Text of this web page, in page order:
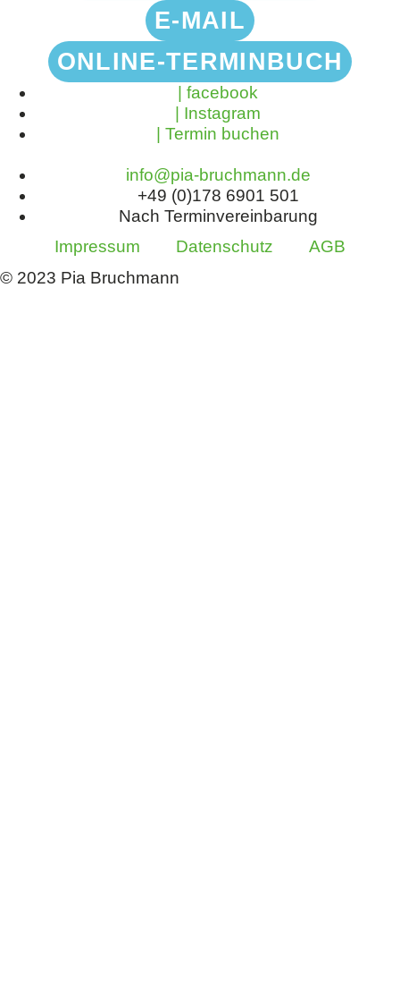
E-MAIL
ONLINE-TERMINBUCH
| facebook
| Instagram
| Termin buchen
info@pia-bruchmann.de
+49 (0)178 6901 501
Nach Terminvereinbarung
Impressum
Datenschutz
AGB
© 2023 Pia Bruchmann